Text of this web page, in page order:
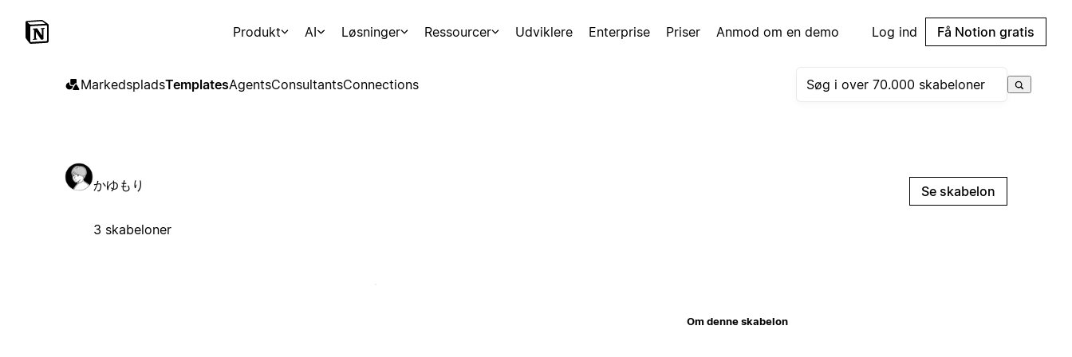
Produkt AI Løsninger Ressourcer Udviklere Enterprise Priser Anmod om en demo Log ind Få Notion gratis
MarkedspladsTemplatesAgentsConsultantsConnections
かゆもり
3 skabeloner
Se skabelon
Om denne skabelon